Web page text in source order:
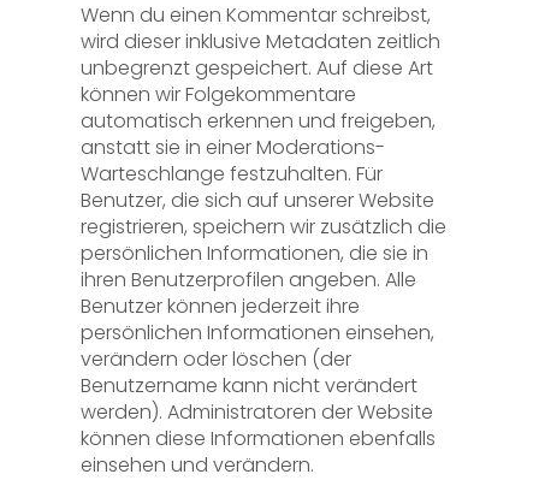
Wenn du einen Kommentar schreibst,
wird dieser inklusive Metadaten zeitlich
unbegrenzt gespeichert. Auf diese Art
können wir Folgekommentare
automatisch erkennen und freigeben,
anstatt sie in einer Moderations-
Warteschlange festzuhalten. Für
Benutzer, die sich auf unserer Website
registrieren, speichern wir zusätzlich die
persönlichen Informationen, die sie in
ihren Benutzerprofilen angeben. Alle
Benutzer können jederzeit ihre
persönlichen Informationen einsehen,
verändern oder löschen (der
Benutzername kann nicht verändert
werden). Administratoren der Website
können diese Informationen ebenfalls
einsehen und verändern.